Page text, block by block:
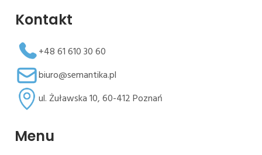
Kontakt
+48 61 610 30 60
biuro@semantika.pl
ul. Żuławska 10, 60-412 Poznań
Menu